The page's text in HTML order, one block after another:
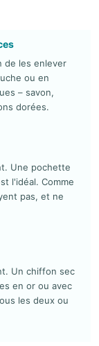
de les enlever
ou en
– savon,
dorées.
Une pochette
l'idéal. Comme
pas, et ne
Un chiffon sec
en or ou avec
les deux ou